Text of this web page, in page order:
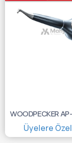
Üyelere Özel